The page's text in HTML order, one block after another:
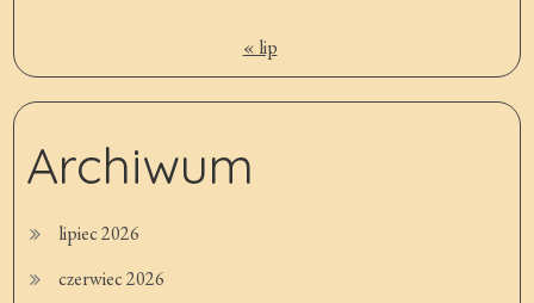
« lip
Archiwum
lipiec 2026
czerwiec 2026